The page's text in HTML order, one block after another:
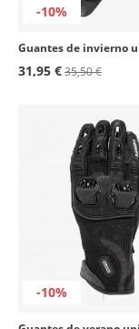
-10%
31,95 €35,50 €
-10%